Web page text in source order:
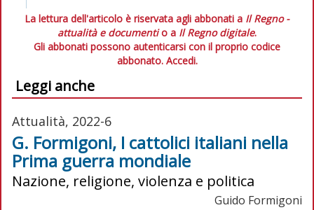
La lettura dell'articolo è riservata agli abbonati a Il Regno -
attualità e documentio a Il Regno digitale.
Gli abbonati possono autenticarsi con il proprio codice
abbonato. Accedi.
Leggi anche
Attualità, 2022-6
G. Formigoni, I cattolici italiani nella
Prima guerra mondiale
Nazione, religione, violenza e politica
Guido Formigoni